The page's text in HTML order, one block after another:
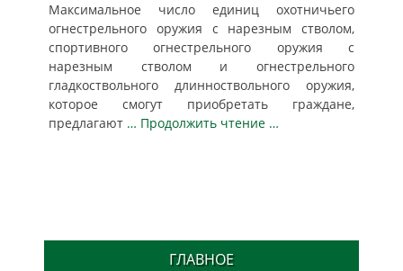
Максимальное число единиц охотничьего
огнестрельного оружия с нарезным стволом,
спортивного огнестрельного оружия с
нарезным стволом и огнестрельного
гладкоствольного длинноствольного оружия,
которое смогут приобретать граждане,
предлагают … Продолжить чтение …
ГЛАВНОЕ